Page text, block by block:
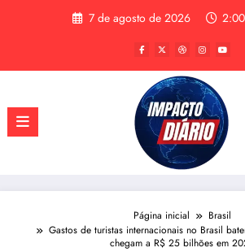
7 de agosto de 2026
Página inicial
Brasil
Gastos de turistas internacionais no Brasil
chegam a R$ 25 bilhões em